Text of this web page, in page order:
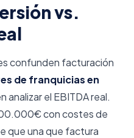
vs.
confunden facturación
de franquicias en
analizar el EBITDA real.
con costes de
que una que factura